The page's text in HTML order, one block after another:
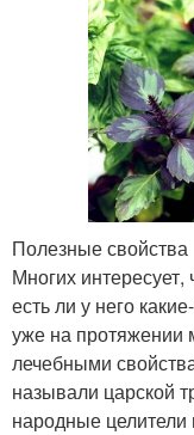
Полезные свойства
Многих
есть ли у него
уже на протяжении
лечебными
называли царской
народные